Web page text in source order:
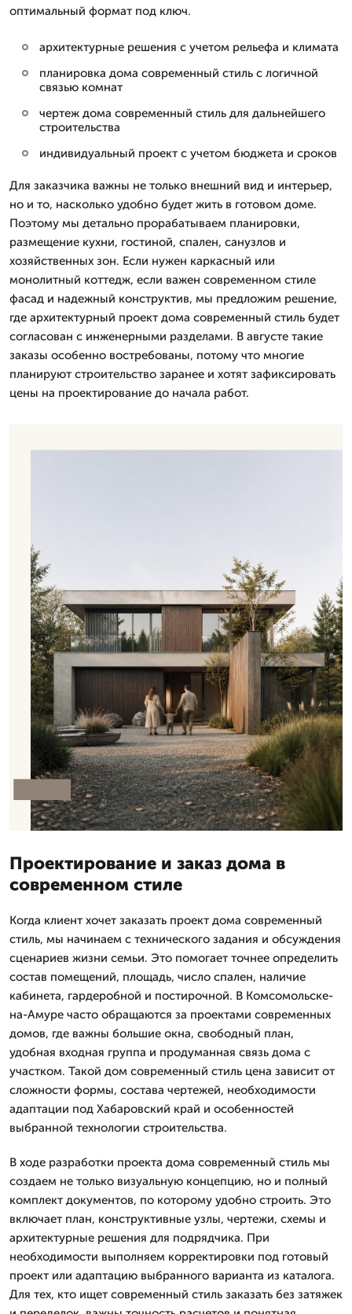
оптимальный формат под ключ.
архитектурные решения с учетом рельефа и климата
планировка дома современный стиль с логичной
связью комнат
чертеж дома современный стиль для дальнейшего
строительства
индивидуальный проект с учетом бюджета и сроков
Для заказчика важны не только внешний вид и интерьер,
но и то, насколько удобно будет жить в готовом доме.
Поэтому мы детально прорабатываем планировки,
размещение кухни, гостиной, спален, санузлов и
хозяйственных зон. Если нужен каркасный или
монолитный коттедж, если важен современном стиле
фасад и надежный конструктив, мы предложим решение,
где архитектурный проект дома современный стиль будет
согласован с инженерными разделами. В августе такие
заказы особенно востребованы, потому что многие
планируют строительство заранее и хотят зафиксировать
цены на проектирование до начала работ.
Проектирование и заказ дома в
современном стиле
Когда клиент хочет заказать проект дома современный
стиль, мы начинаем с технического задания и обсуждения
сценариев жизни семьи. Это помогает точнее определить
состав помещений, площадь, число спален, наличие
кабинета, гардеробной и постирочной. В Комсомольске-
на-Амуре часто обращаются за проектами современных
домов, где важны большие окна, свободный план,
удобная входная группа и продуманная связь дома с
участком. Такой дом современный стиль цена зависит от
сложности формы, состава чертежей, необходимости
адаптации под Хабаровский край и особенностей
выбранной технологии строительства.
В ходе разработки проекта дома современный стиль мы
создаем не только визуальную концепцию, но и полный
комплект документов, по которому удобно строить. Это
включает план, конструктивные узлы, чертежи, схемы и
архитектурные решения для подрядчика. При
необходимости выполняем корректировки под готовый
проект или адаптацию выбранного варианта из каталога.
Для тех, кто ищет современный стиль заказать без затяжек